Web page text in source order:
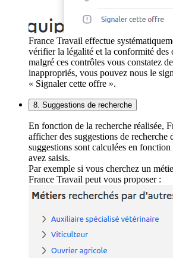
France Travail effectue
vérifier la légalité et la conformité des
malgré ces contrôles vous constatez
inappropriés, vous pouvez nous le
« Signaler cette offre ».
8. Suggestions de recherche
En fonction de la recherche réalisée,
afficher des suggestions de recherche
suggestions sont calculées en
avez saisis.
Par exemple si vous cherchez un
France Travail peut vous proposer :